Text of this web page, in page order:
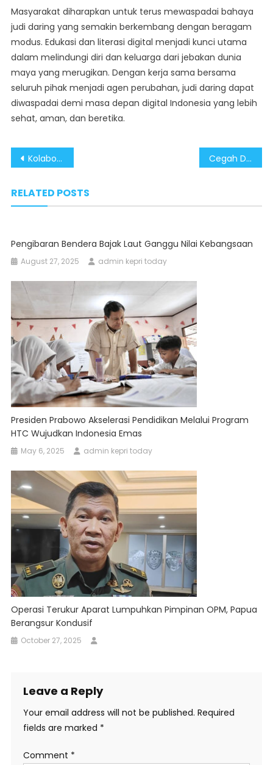
Masyarakat diharapkan untuk terus mewaspadai bahaya
judi daring yang semakin berkembang dengan beragam
modus. Edukasi dan literasi digital menjadi kunci utama
dalam melindungi diri dan keluarga dari jebakan dunia
maya yang merugikan. Dengan kerja sama bersama
seluruh pihak menjadi agen perubahan, judi daring dapat
diwaspadai demi masa depan digital Indonesia yang lebih
sehat, aman, dan beretika.
Post
Kolaborasi Cerdas, DANA dan Perfilman Satukan Visi Cegah Judi Daring Cegah Dampak Negatif, Mahasiswa Dukung Pemerintah Berantas Judi Daring
RELATED POSTS
Pengibaran Bendera Bajak Laut Ganggu Nilai Kebangsaan
August 27, 2025 admin kepri today
Presiden Prabowo Akselerasi Pendidikan Melalui Program
HTC Wujudkan Indonesia Emas
May 6, 2025 admin kepri today
Operasi Terukur Aparat Lumpuhkan Pimpinan OPM, Papua
Berangsur Kondusif
October 27, 2025
Leave a Reply
Your email address will not be published. Required
fields are marked *
Comment *